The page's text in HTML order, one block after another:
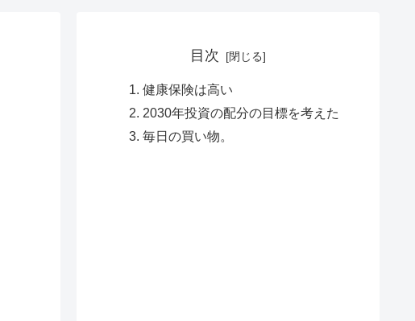
目次
健康保険は高い
2030年投資の配分の目標を考えた
毎日の買い物。